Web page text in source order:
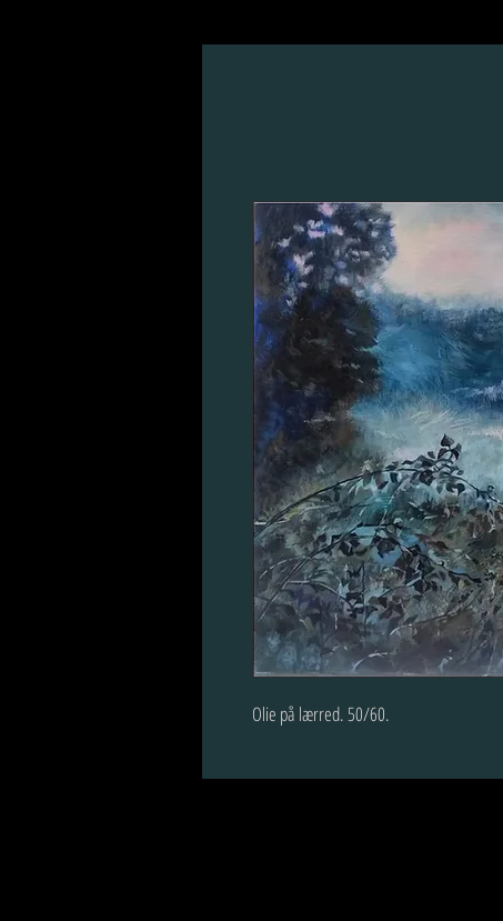
Olie på lærred. 50/60.